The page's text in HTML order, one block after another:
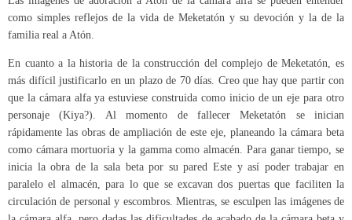
como simples reflejos de la vida de Meketatón y su devoción y la de la
familia real a Atón.
En cuanto a la historia de la construcción del complejo de Meketatón, es
más difícil justificarlo en un plazo de 70 días. Creo que hay que partir con
que la cámara alfa ya estuviese construida como inicio de un eje para otro
personaje (Kiya?). Al momento de fallecer Meketatón se inician
rápidamente las obras de ampliación de este eje, planeando la cámara beta
como cámara mortuoria y la gamma como almacén. Para ganar tiempo, se
inicia la obra de la sala beta por su pared Este y así poder trabajar en
paralelo el almacén, para lo que se excavan dos puertas que faciliten la
circulación de personal y escombros. Mientras, se esculpen las imágenes de